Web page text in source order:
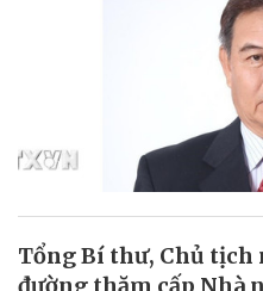
Tổng Bí thư, Chủ tịch